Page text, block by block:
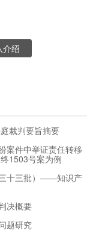
介绍
裁判要旨摘要
案件中举证责任转移
1503号案为例
十三批）——知识产
决概要
题研究